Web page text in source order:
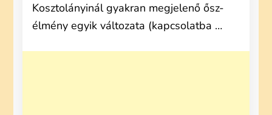
Kosztolányinál gyakran megjelenő ősz-
élmény egyik változata (kapcsolatba …